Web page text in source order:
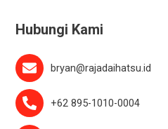
Hubungi Kami
bryan@rajadaihatsu.id
+62 895-1010-0004